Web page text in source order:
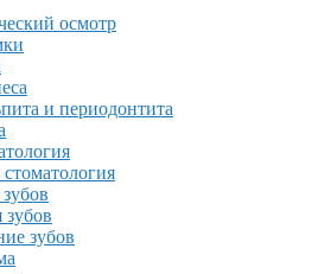
осмотр
и периодонтита
стоматология
зубов